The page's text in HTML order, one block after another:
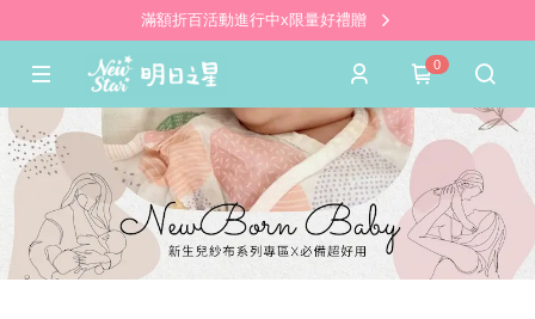
滿額折百活動進行中x限量好禮贈
0